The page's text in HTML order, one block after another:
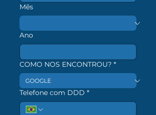
Mês
Ano
COMO NOS ENCONTROU? *
Telefone com DDD *